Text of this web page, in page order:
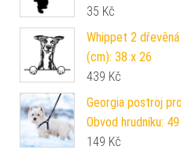
35 Kč
Whippet 2
(cm): 38 x 26
439 Kč
Georgia postroj
Obvod hrudníku:
149 Kč